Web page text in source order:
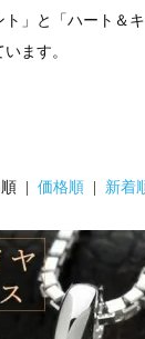
」と「ハート＆
ます。
順 | 価格順 新着